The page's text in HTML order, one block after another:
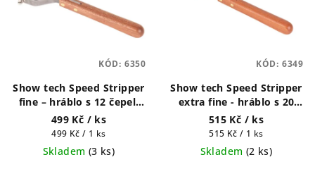
Show tech Speed Stripper
fine – hráblo s 12 čepelí
na podsadu
499 Kč / ks
Měrná
cena:
499 Kč / 1 ks
Skladem (3 ks)
KÓD: 6350
Show tech Speed Stripper
extra fine - hráblo s 20
čepelemi na podsadu
515 Kč / ks
Měrná
cena:
515 Kč / 1 ks
Skladem (2 ks)
KÓD: 6349